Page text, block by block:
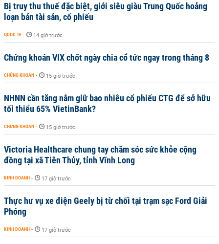
Bị truy thu thuế đặc biệt, giới siêu giàu Trung Quốc hoảng
loạn bán tài sản, cổ phiếu
QUỐC TẾ - 14 giờ trước
Chứng khoán VIX chốt ngày chia cổ tức ngay trong tháng 8
CHỨNG KHOÁN - 15 giờ trước
NHNN cần tăng nắm giữ bao nhiêu cổ phiếu CTG để sở hữu
tối thiểu 65% VietinBank?
CHỨNG KHOÁN - 15 giờ trước
Victoria Healthcare chung tay chăm sóc sức khỏe cộng
đồng tại xã Tiên Thủy, tỉnh Vĩnh Long
KINH DOANH - 17 giờ trước
Thực hư vụ xe điện Geely bị từ chối tại trạm sạc Ford Giải
Phóng
KINH DOANH - 17 giờ trước